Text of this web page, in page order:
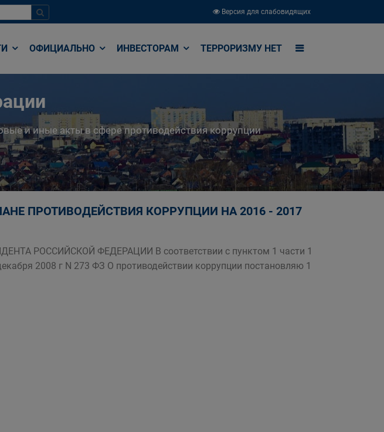
Версия для слабовидящих
ОФИЦИАЛЬНО ИНВЕСТОРАМ ТЕРРОРИЗМУ НЕТ
и иные акты в сфере противодействия коррупции
ПРОТИВОДЕЙСТВИЯ КОРРУПЦИИ НА 2016 - 2017
РОССИЙСКОЙ ФЕДЕРАЦИИ В соответствии с пунктом 1 части 1
2008 г N 273 ФЗ О противодействии коррупции постановляю 1